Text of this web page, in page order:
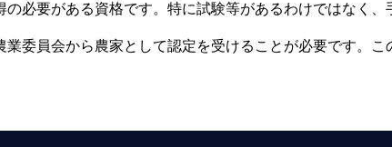
必要がある資格です。特に試験等があるわけではなく、
委員会から農家として認定を受けることが必要です。